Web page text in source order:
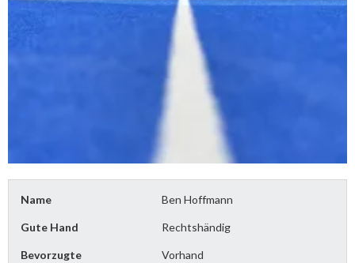
Name Ben Hoffmann
Gute Hand Rechtshändig
Bevorzugte
Vorhand